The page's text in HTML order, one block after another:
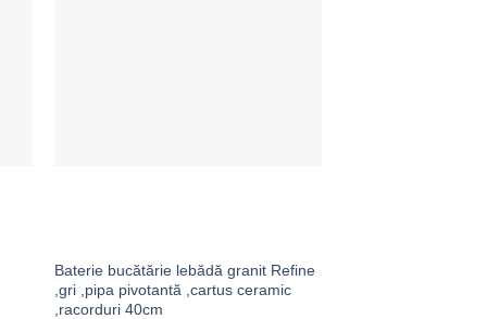
Baterie bucătărie lebădă granit Refine
,gri ,pipa pivotantă ,cartus ceramic
,racorduri 40cm